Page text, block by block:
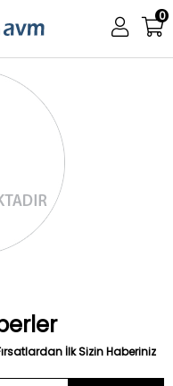
0
İlk Sizin Haberiniz